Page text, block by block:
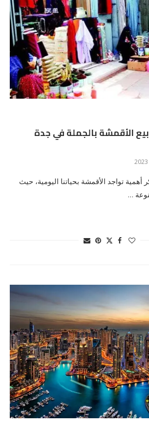
بيع الأقمشة بالجملة في جدة
أهمية تواجد الأقمشة بحياتنا اليومية، حيث
…